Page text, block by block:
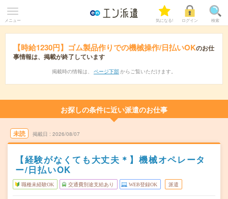
メニュー 気になる! ログイン 検索
【時給1230円】ゴム製品作りでの機械操作/日払いOKのお仕
事情報は、掲載が終了しています
掲載時の情報は、 ページ下部 からご覧いただけます。
お探しの条件に近い派遣のお仕事
未読 掲載日 2026/08/07
【経験がなくても大丈夫＊】機械オペレータ
ー/日払いOK
職種未経験OK 交通費別途支給あり WEB登録OK 派遣